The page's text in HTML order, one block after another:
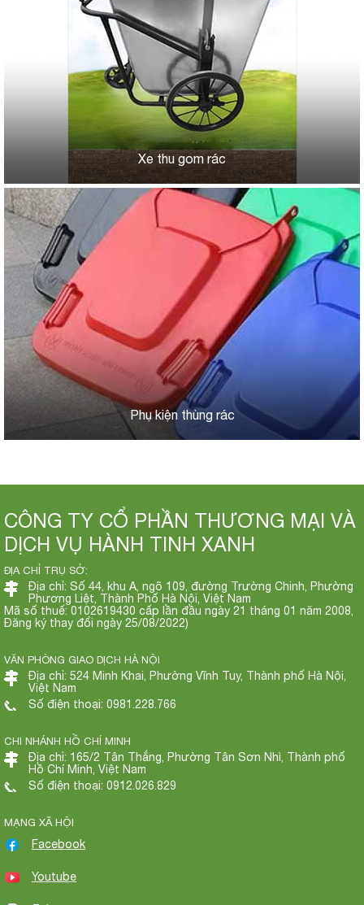
Xe thu gom rác
Phụ kiện thùng rác
CÔNG TY CỔ PHẦN THƯƠNG MẠI VÀ
DỊCH VỤ HÀNH TINH XANH
ĐỊA CHỈ TRỤ SỞ:
Địa chỉ: Số 44, khu A, ngõ 109, đường Trường Chinh, Phường
Phương Liệt, Thành Phố Hà Nội, Việt Nam
Mã số thuế: 0102619430 cấp lần đầu ngày 21 tháng 01 năm 2008,
Đăng ký thay đổi ngày 25/08/2022)
VĂN PHÒNG GIAO DỊCH HÀ NỘI
Địa chỉ: 524 Minh Khai, Phường Vĩnh Tuy, Thành phố Hà Nội,
Việt Nam
Số điện thoại: 0981.228.766
CHI NHÁNH HỒ CHÍ MINH
Địa chỉ: 165/2 Tân Thắng, Phường Tân Sơn Nhì, Thành phố
Hồ Chí Minh, Việt Nam
Số điện thoại: 0912.026.829
MẠNG XÃ HỘI
Facebook
Youtube